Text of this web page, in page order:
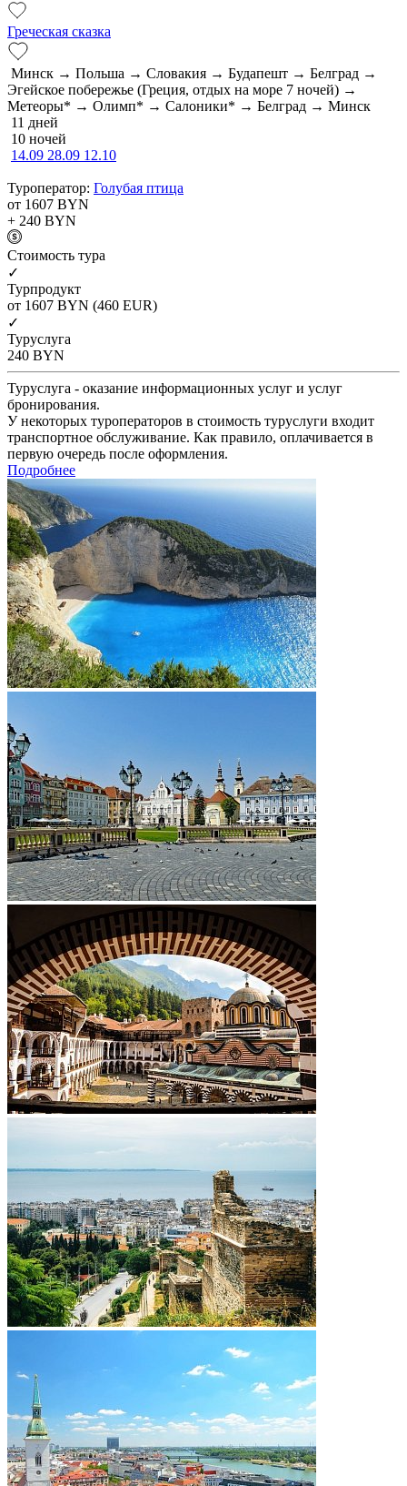
Греческая сказка
Минск → Польша → Словакия → Будапешт → Белград →
Эгейское побережье (Греция, отдых на море 7 ночей) →
Метеоры* → Олимп* → Салоники* → Белград → Минск
11 дней
10 ночей
14.09 28.09 12.10
Туроператор: Голубая птица
от 1607 BYN
+ 240 BYN
Cтоимость тура
✓
Турпродукт
от 1607 BYN (460 EUR)
✓
Туруслуга
240 BYN
Туруслуга - оказание информационных услуг и услуг
бронирования.
У некоторых туроператоров в стоимость туруслуги входит
транспортное обслуживание. Как правило, оплачивается в
первую очередь после оформления.
Подробнее